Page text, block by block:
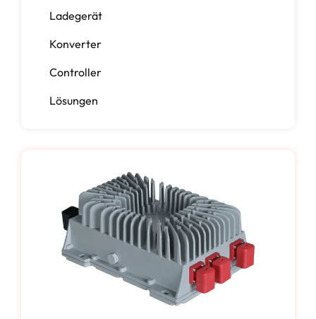
Ladegerät
Konverter
Controller
Lösungen